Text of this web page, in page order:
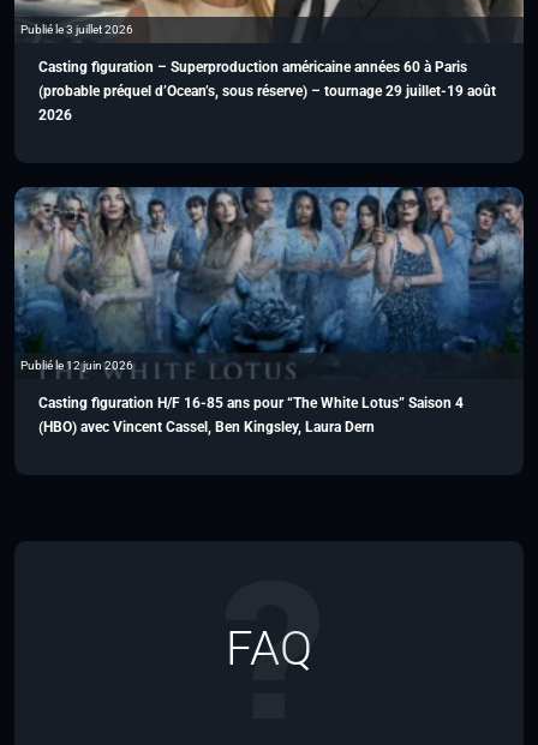
Publié le 3 juillet 2026
Casting figuration – Superproduction américaine années 60 à Paris
(probable préquel d’Ocean’s, sous réserve) – tournage 29 juillet-19 août
2026
Publié le 12 juin 2026
Casting figuration H/F 16-85 ans pour “The White Lotus” Saison 4
(HBO) avec Vincent Cassel, Ben Kingsley, Laura Dern
FAQ